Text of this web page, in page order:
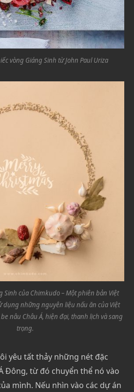
vòng Giáng Sinh từ John Paul Uriza
Sinh của Chimkudo – Một phiên bản Việt
dụng những nguyên liệu nấu ăn của Việt
nâu Châu Á, hiện đại, thanh lịch và sang
trọng.
yêu tất thảy những nét đặc
Đông, từ đó chuyển thể nó vào
mình. Nếu nhìn vào các dự án